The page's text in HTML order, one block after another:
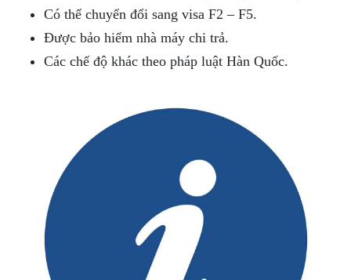
Có thể chuyển đổi sang visa F2 – F5.
Được bảo hiểm nhà máy chi trả.
Các chế độ khác theo pháp luật Hàn Quốc.